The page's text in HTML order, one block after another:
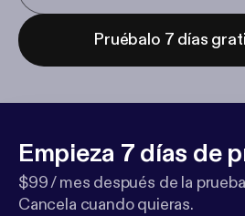
Pruébalo 7 días
Empieza 7 días de
$99 / mes después de la
Cancela cuando quieras.